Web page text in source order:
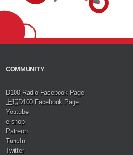
COMMUNITY
D100 Radio Facebook Page
上環D100 Facebook Page
Youtube
e-shop
Patreon
TuneIn
Twitter